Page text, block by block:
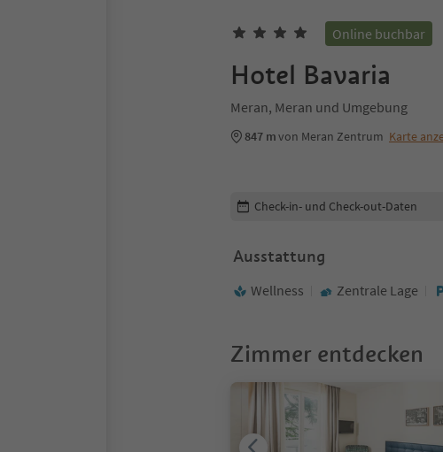
Online buchbar
Hotel Bavaria
Meran, Meran und Umgebung
847 mvon Meran Zentrum Karte
Buchungsdetails bearbeiten
Check-in- und Check-out-Daten
Ausstattung
Wellness Zentrale Lage
Zimmer entdecken